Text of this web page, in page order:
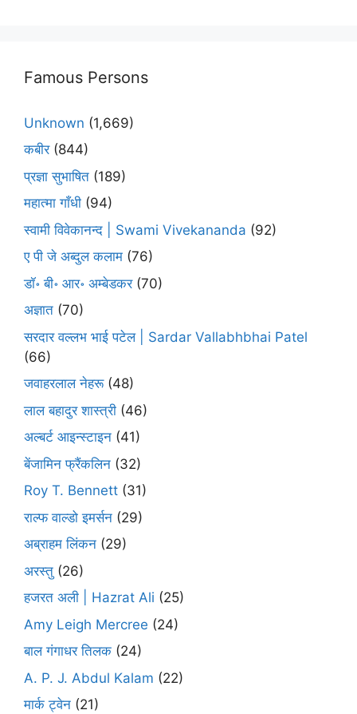
Famous Persons
Unknown (1,669)
कबीर(844)
प्रज्ञा सुभाषित (189)
महात्मा गाँधी (94)
स्वामी विवेकानन्द | Swami Vivekananda (92)
ए पी जे अब्दुल कलाम (76)
डॉ॰ बी॰ आर॰ अम्बेडकर(70)
अज्ञात (70)
सरदार वल्लभ भाई पटेल | Sardar Vallabhbhai Patel
(66)
जवाहरलाल नेहरू(48)
लाल बहादुर शास्त्री (46)
अल्बर्ट आइन्स्टाइन (41)
बेंजामिन फ्रैंकलिन (32)
Roy T. Bennett (31)
राल्फ वाल्डो इमर्सन (29)
अब्राहम लिंकन (29)
अरस्तु (26)
हजरत अली | Hazrat Ali (25)
Amy Leigh Mercree (24)
बाल गंगाधर तिलक (24)
A. P. J. Abdul Kalam (22)
मार्क ट्वेन (21)